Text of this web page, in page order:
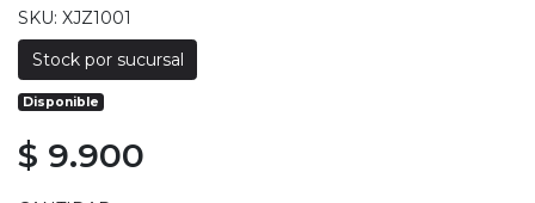
SKU: XJZ1001
Stock por sucursal
Disponible
$ 9.900